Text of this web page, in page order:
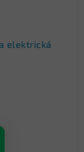
elektrická